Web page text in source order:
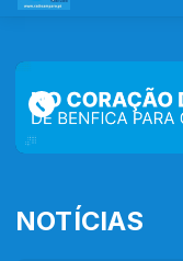
NOTÍCIAS